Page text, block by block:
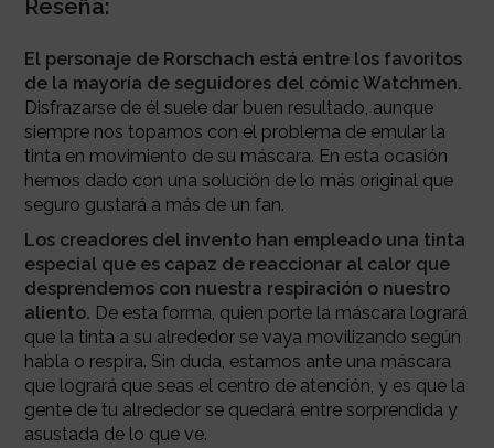
Reseña:
El personaje de Rorschach está entre los favoritos
de la mayoría de seguidores del cómic Watchmen.
Disfrazarse de él suele dar buen resultado, aunque
siempre nos topamos con el problema de emular la
tinta en movimiento de su máscara. En esta ocasión
hemos dado con una solución de lo más original que
seguro gustará a más de un fan.
Los creadores del invento han empleado una tinta
especial que es capaz de reaccionar al calor que
desprendemos con nuestra respiración o nuestro
aliento. De esta forma, quien porte la máscara logrará
que la tinta a su alrededor se vaya movilizando según
habla o respira. Sin duda, estamos ante una máscara
que logrará que seas el centro de atención, y es que la
gente de tu alrededor se quedará entre sorprendida y
asustada de lo que ve.